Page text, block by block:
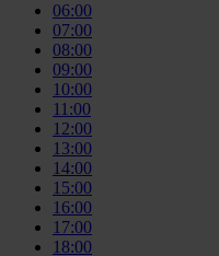
06:00
07:00
08:00
09:00
10:00
11:00
12:00
13:00
14:00
15:00
16:00
17:00
18:00